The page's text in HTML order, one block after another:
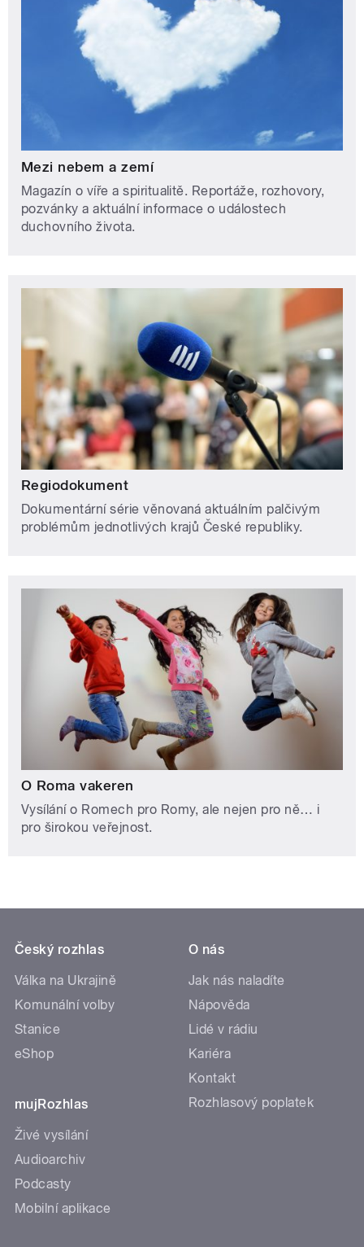
Mezi nebem a zemí
Magazín o víře a spiritualitě. Reportáže, rozhovory,
pozvánky a aktuální informace o událostech
duchovního života.
Regiodokument
Dokumentární série věnovaná aktuálním palčivým
problémům jednotlivých krajů České republiky.
O Roma vakeren
Vysílání o Romech pro Romy, ale nejen pro ně… i
pro širokou veřejnost.
Český rozhlas
Válka na Ukrajině
Komunální volby
Stanice
eShop
mujRozhlas
Živé vysílání
Audioarchiv
Podcasty
Mobilní aplikace
O nás
Jak nás naladíte
Nápověda
Lidé v rádiu
Kariéra
Kontakt
Rozhlasový poplatek